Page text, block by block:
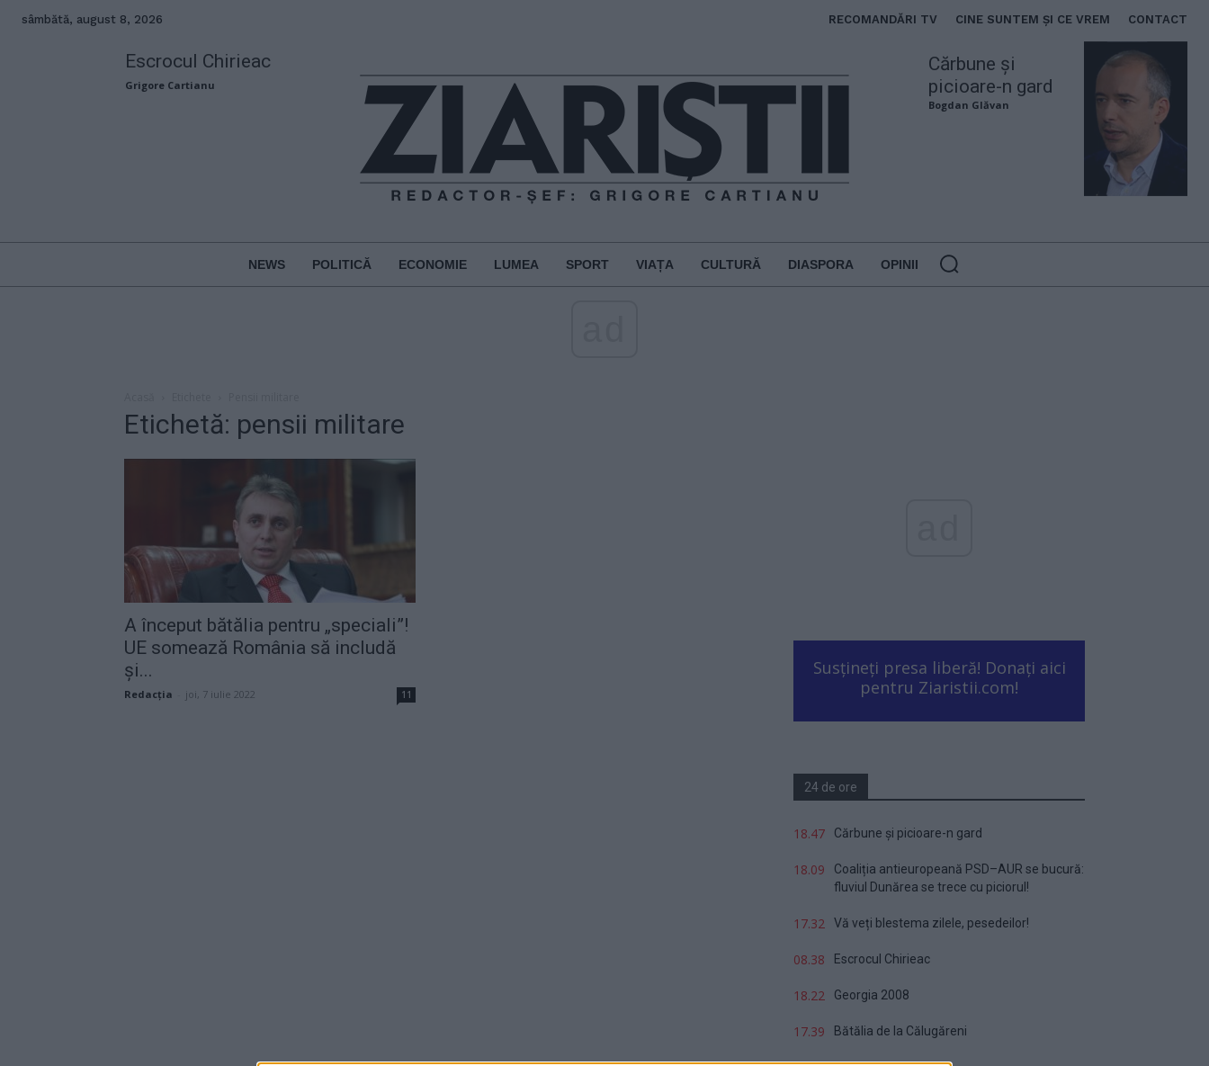
sâmbătă, august 8, 2026 RECOMANDĂRI TV CINE SUNTEM ȘI CE VREM CONTACT
Escrocul Chirieac
Grigore Cartianu
Cărbune și
picioare-n gard
Bogdan Glăvan
NEWS POLITICĂ ECONOMIE LUMEA SPORT VIAȚA CULTURĂ DIASPORA OPINII
Etichetă: pensii militare
A început bătălia pentru „speciali”!
UE somează România să includă
și...
Redacţia joi, 7 iulie 2022 11
Susțineți presa liberă! Donați aici
pentru Ziaristii.com!
24 de ore
18.47 Cărbune și picioare-n gard
18.09
Coaliția antieuropeană PSD–AUR se bucură:
fluviul Dunărea se trece cu piciorul!
17.32 Vă veți blestema zilele, pesedeilor!
08.38 Escrocul Chirieac
18.22 Georgia 2008
17.39 Bătălia de la Călugăreni